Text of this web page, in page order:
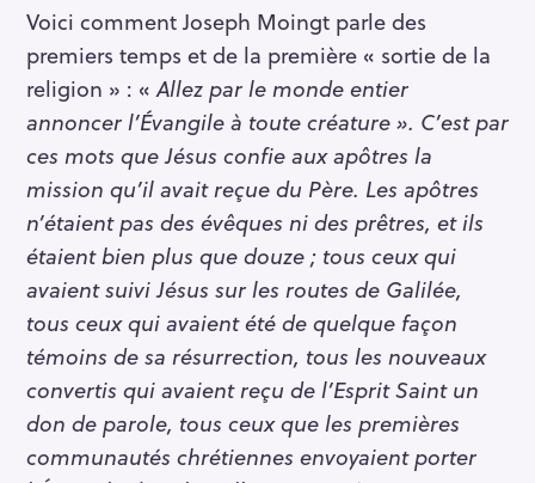
Voici comment Joseph Moingt parle des
premiers temps et de la première « sortie de la
religion » : «Allez par le monde entier
annoncer l’Évangile à toute créature ». C’est par
ces mots que Jésus confie aux apôtres la
mission qu’il avait reçue du Père. Les apôtres
n’étaient pas des évêques ni des prêtres, et ils
étaient bien plus que douze ; tous ceux qui
avaient suivi Jésus sur les routes de Galilée,
tous ceux qui avaient été de quelque façon
témoins de sa résurrection, tous les nouveaux
convertis qui avaient reçu de l’Esprit Saint un
don de parole, tous ceux que les premières
communautés chrétiennes envoyaient porter